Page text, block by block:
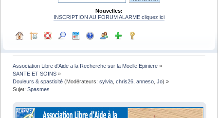
Nouvelles:
INSCRIPTION AU FORUM ALARME cliquez ici
Association Libre d'Aide a la Recherche sur la Moelle Epiniere »
SANTE ET SOINS »
Douleurs & spasticité (Modérateurs:sylvia ,chris26 ,anneso ,Jo) »
Sujet:Spasmes